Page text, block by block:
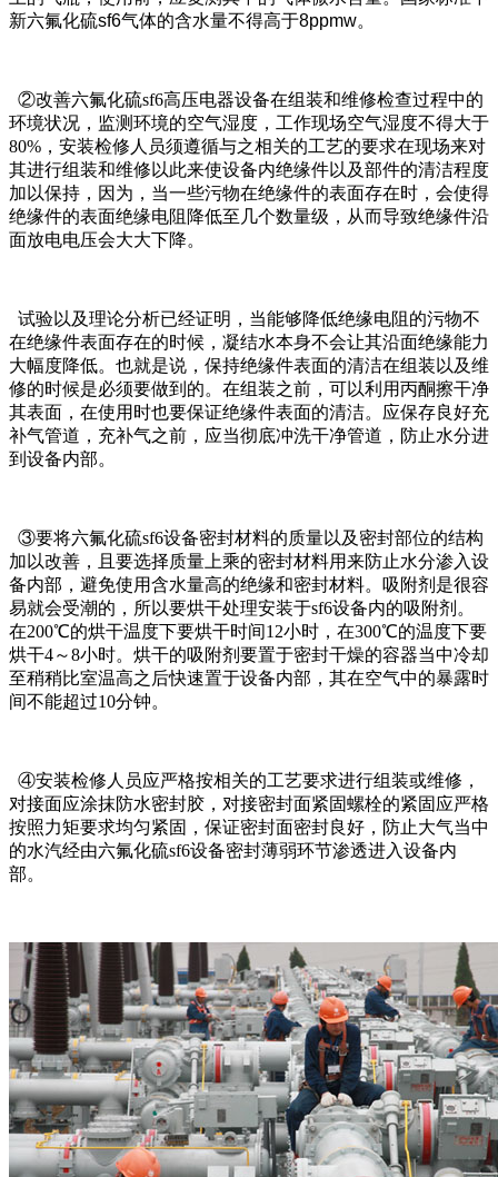
新六氟化硫sf6气体的含水量不得高于8ppmw。
②改善六氟化硫sf6高压电器设备在组装和维修检查过程中的
环境状况，监测环境的空气湿度，工作现场空气湿度不得大于
80%，安装检修人员须遵循与之相关的工艺的要求在现场来对
其进行组装和维修以此来使设备内绝缘件以及部件的清洁程度
加以保持，因为，当一些污物在绝缘件的表面存在时，会使得
绝缘件的表面绝缘电阻降低至几个数量级，从而导致绝缘件沿
面放电电压会大大下降。
试验以及理论分析已经证明，当能够降低绝缘电阻的污物不
在绝缘件表面存在的时候，凝结水本身不会让其沿面绝缘能力
大幅度降低。也就是说，保持绝缘件表面的清洁在组装以及维
修的时候是必须要做到的。在组装之前，可以利用丙酮擦干净
其表面，在使用时也要保证绝缘件表面的清洁。应保存良好充
补气管道，充补气之前，应当彻底冲洗干净管道，防止水分进
到设备内部。
③要将六氟化硫sf6设备密封材料的质量以及密封部位的结构
加以改善，且要选择质量上乘的密封材料用来防止水分渗入设
备内部，避免使用含水量高的绝缘和密封材料。吸附剂是很容
易就会受潮的，所以要烘干处理安装于sf6设备内的吸附剂。
在200℃的烘干温度下要烘干时间12小时，在300℃的温度下要
烘干4～8小时。烘干的吸附剂要置于密封干燥的容器当中冷却
至稍稍比室温高之后快速置于设备内部，其在空气中的暴露时
间不能超过10分钟。
④安装检修人员应严格按相关的工艺要求进行组装或维修，
对接面应涂抹防水密封胶，对接密封面紧固螺栓的紧固应严格
按照力矩要求均匀紧固，保证密封面密封良好，防止大气当中
的水汽经由六氟化硫sf6设备密封薄弱环节渗透进入设备内
部。